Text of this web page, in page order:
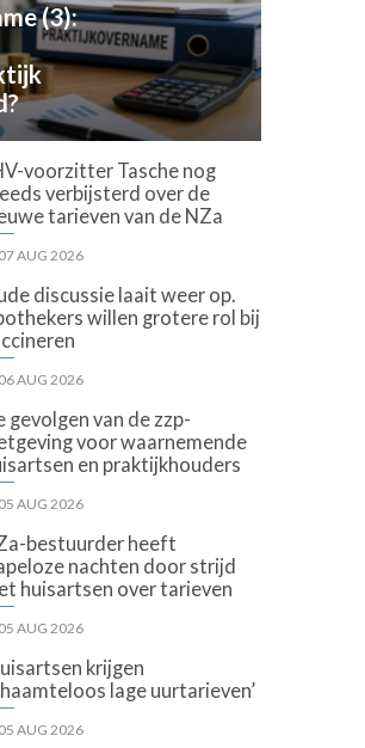
(3):
voorzitter Tasche nog
verbijsterd over de
tarieven van de NZa
07 AUG 2026
discussie laait weer op.
willen grotere rol bij
06 AUG 2026
gevolgen van de zzp-
voor waarnemende
en praktijkhouders
05 AUG 2026
bestuurder heeft
nachten door strijd
huisartsen over tarieven
05 AUG 2026
krijgen
lage uurtarieven’
05 AUG 2026